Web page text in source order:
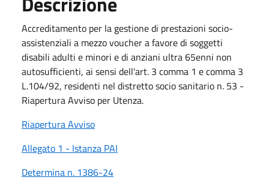
Accreditamento per la gestione di prestazioni socio-
assistenziali a mezzo voucher a favore di soggetti
disabili adulti e minori e di anziani ultra 65enni non
autosufficienti, ai sensi dell'art. 3 comma 1 e comma 3
L.104/92, residenti nel distretto socio sanitario n. 53 -
Riapertura Avviso per Utenza.
Riapertura Avviso
Allegato 1 - Istanza PAI
Determina n. 1386-24